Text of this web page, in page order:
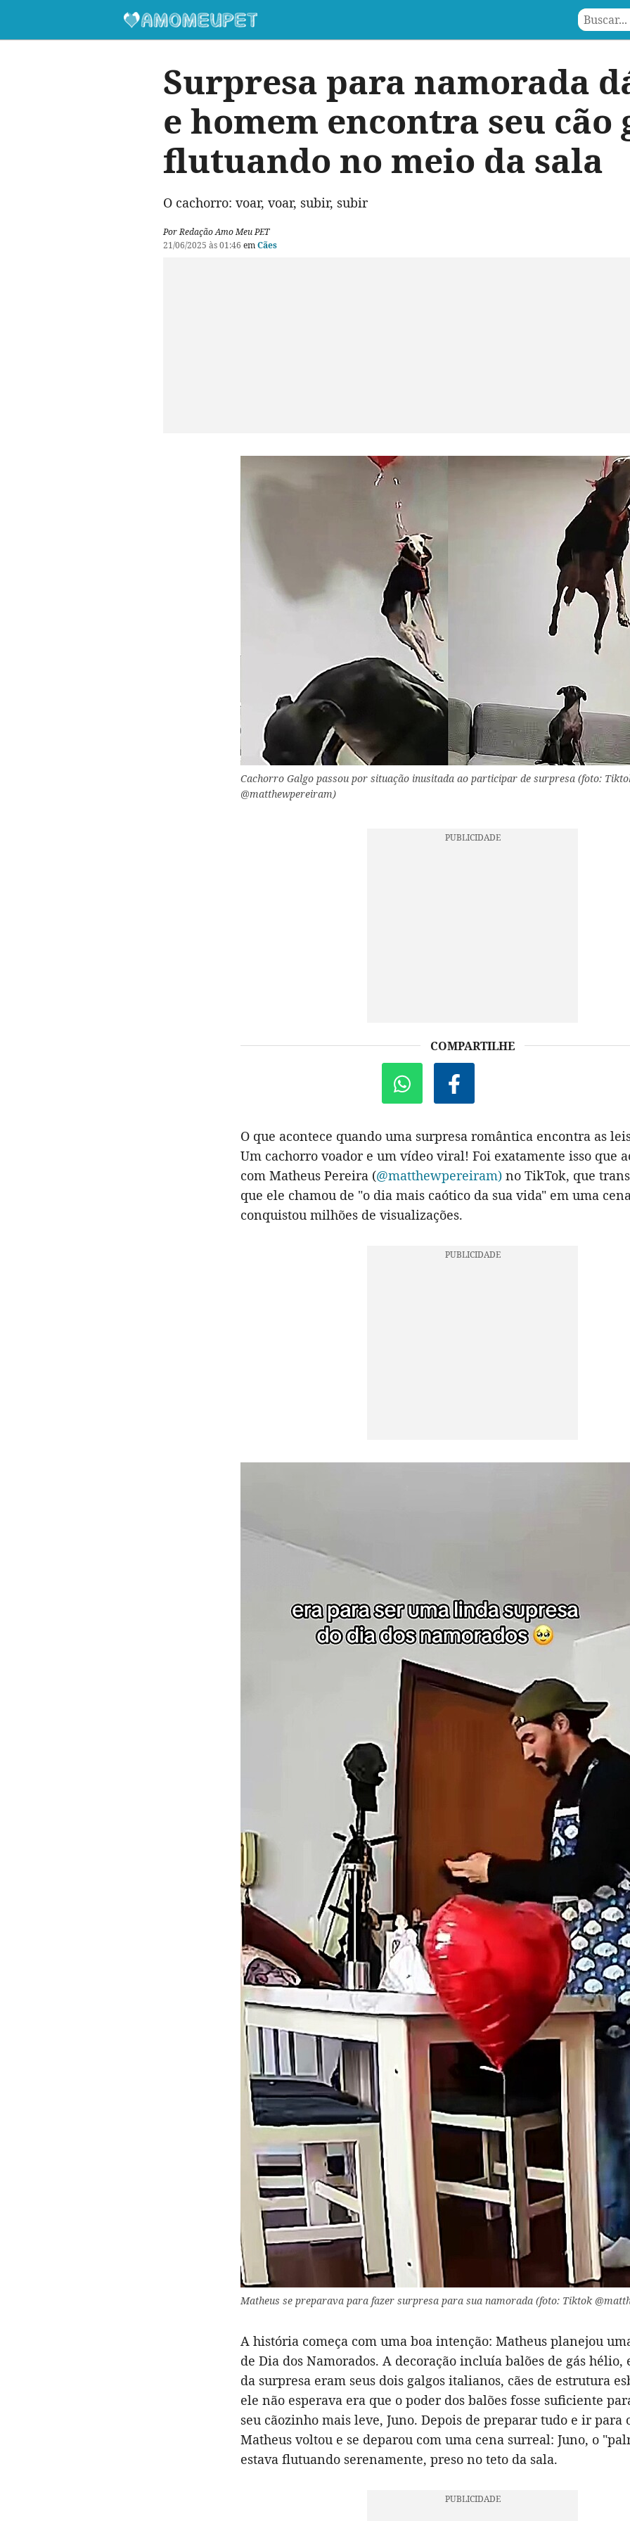
Surpresa para namorada
e homem encontra seu cão
flutuando no meio da sala
O cachorro: voar, voar, subir, subir
Por Redação Amo Meu PET
21/06/2025 às 01:46 emCães
Cachorro Galgo passou por situação inusitada ao participar de surpresa (foto:
@matthewpereiram)
COMPARTILHE
O que acontece quando uma surpresa romântica encontra as
Um cachorro voador e um vídeo viral! Foi exatamente isso que
com Matheus Pereira (@matthewpereiram) no TikTok, que
que ele chamou de "o dia mais caótico da sua vida" em uma
conquistou milhões de visualizações.
Matheus se preparava para fazer surpresa para sua namorada (foto: Tiktok
A história começa com uma boa intenção: Matheus planejou
de Dia dos Namorados. A decoração incluía balões de gás hélio,
da surpresa eram seus dois galgos italianos, cães de estrutura
ele não esperava era que o poder dos balões fosse suficiente
seu cãozinho mais leve, Juno. Depois de preparar tudo e ir para
Matheus voltou e se deparou com uma cena surreal: Juno, o
estava flutuando serenamente, preso no teto da sala.